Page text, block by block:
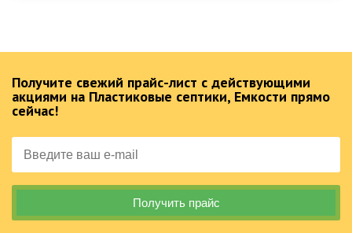
Получите свежий прайс-лист с действующими
акциями на Пластиковые септики, Емкости прямо
сейчас!